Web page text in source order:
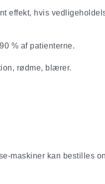
effekt, hvis
% af patienterne.
rødme, blærer.
maskiner kan bestilles